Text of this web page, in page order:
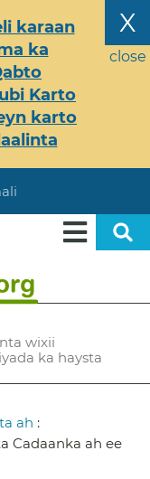
X
close
karaan
ka
Karto
karto
wixii
ka haysta
ah :
Cadaanka ah ee